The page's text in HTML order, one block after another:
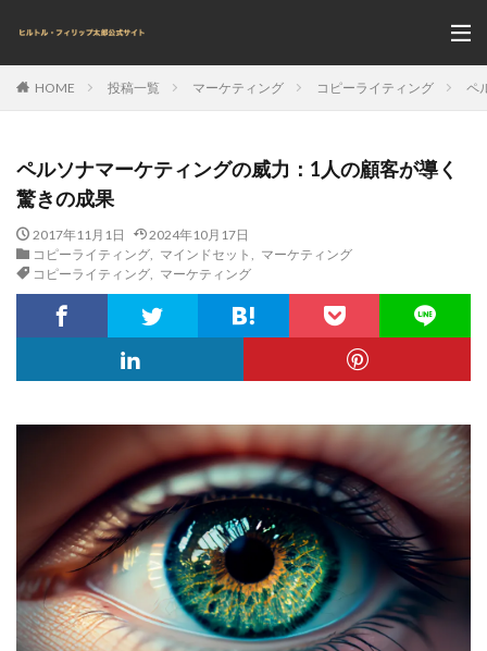
HOME 投稿一覧 マーケティング コピーライティング ペ
ペルソナマーケティングの威力：1人の顧客が導く
驚きの成果
2017年11月1日
2024年10月17日
コピーライティング, マインドセット
マーケティング
コピーライティング, マーケティング